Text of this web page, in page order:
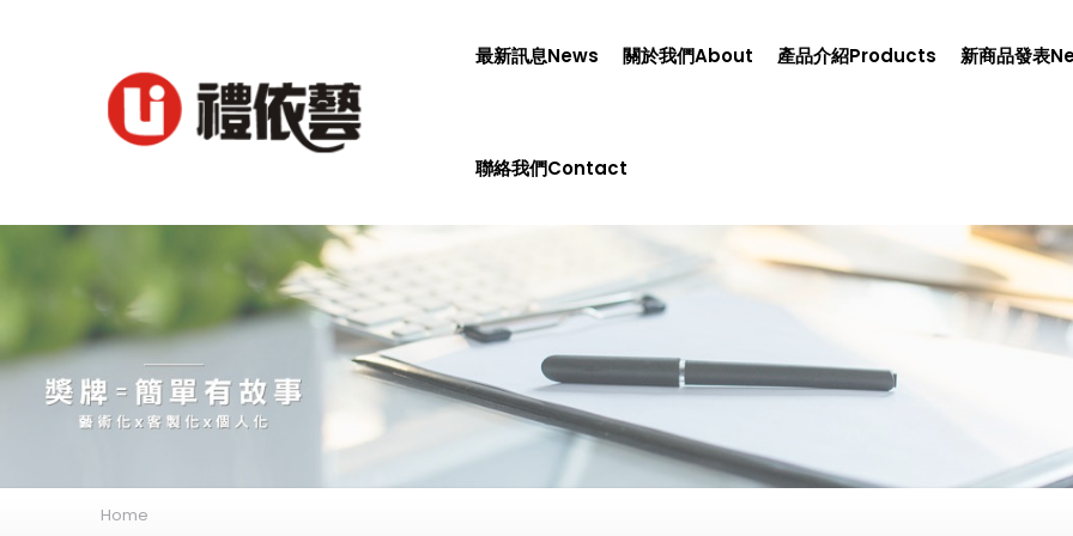
最新訊息news 關於我們about 產品介紹products 新商品發表
聯絡我們contact
Home